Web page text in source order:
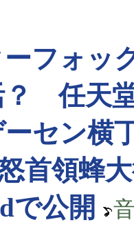
フォッ
？ 任天
セン横
首領蜂
で公開